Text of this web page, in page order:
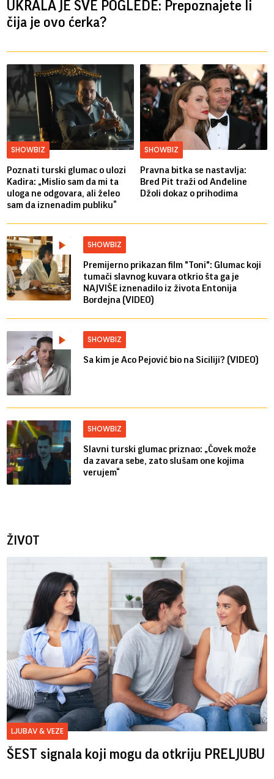
UKRALA JE SVE POGLEDE: Prepoznajete li
čija je ovo ćerka?
SHOWBIZ
Poznati turski glumac o ulozi
Kadira: „Mislio sam da mi ta
uloga ne odgovara, ali želeo
sam da iznenadim publiku“
SHOWBIZ
Pravna bitka se nastavlja:
Bred ​​Pit traži od Anđeline
Džoli dokaz o prihodima
SHOWBIZ
Premijerno prikazan film "Toni": Glumac koji
tumači slavnog kuvara otkrio šta ga je
NAJVIŠE iznenadilo iz života Entonija
Bordejna (VIDEO)
SHOWBIZ
Sa kim je Aco Pejović bio na Siciliji? (VIDEO)
SHOWBIZ
Slavni turski glumac priznao: „Čovek može
da zavara sebe, zato slušam one kojima
verujem“
ŽIVOT
LJUBAV & VEZE
ŠEST signala koji mogu da otkriju PRELJUBU